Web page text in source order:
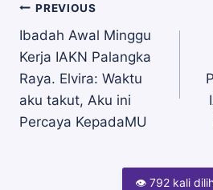
Navigasi
pos
PREVIOUS
Ibadah Awal Minggu
Kerja IAKN Palangka
Raya. Elvira: Waktu
aku takut, Aku ini
Percaya KepadaMU
👁 792 kali